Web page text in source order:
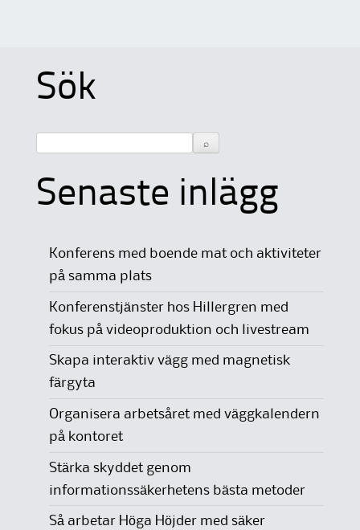
Sök
Senaste inlägg
Konferens med boende mat och aktiviteter
på samma plats
Konferenstjänster hos Hillergren med
fokus på videoproduktion och livestream
Skapa interaktiv vägg med magnetisk
färgyta
Organisera arbetsåret med väggkalendern
på kontoret
Stärka skyddet genom
informationssäkerhetens bästa metoder
Så arbetar Höga Höjder med säker